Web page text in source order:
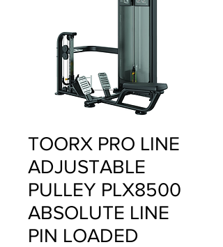
TOORX PRO LINE
ADJUSTABLE
PULLEY PLX8500
ABSOLUTE LINE
PIN LOADED